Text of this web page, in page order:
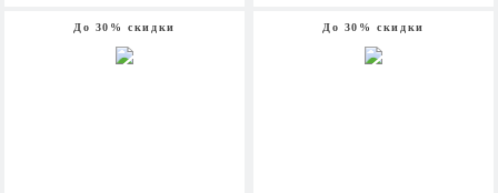
До 30% скидки До 30% скидки